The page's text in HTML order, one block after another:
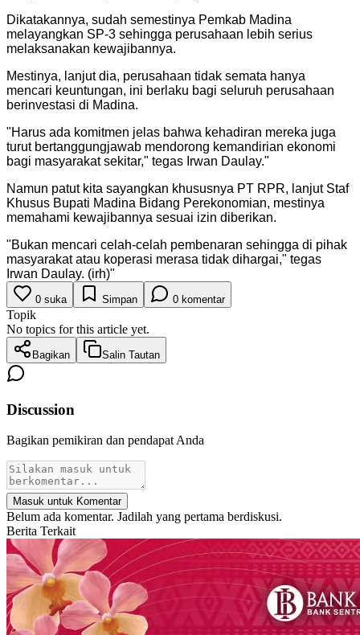
Dikatakannya, sudah semestinya Pemkab Madina
melayangkan SP-3 sehingga perusahaan lebih serius
melaksanakan kewajibannya.
Mestinya, lanjut dia, perusahaan tidak semata hanya
mencari keuntungan, ini berlaku bagi seluruh perusahaan
berinvestasi di Madina.
"Harus ada komitmen jelas bahwa kehadiran mereka juga
turut bertanggungjawab mendorong kemandirian ekonomi
bagi masyarakat sekitar," tegas Irwan Daulay."
Namun patut kita sayangkan khususnya PT RPR, lanjut Staf
Khusus Bupati Madina Bidang Perekonomian, mestinya
memahami kewajibannya sesuai izin diberikan.
"Bukan mencari celah-celah pembenaran sehingga di pihak
masyarakat atau koperasi merasa tidak dihargai," tegas
Irwan Daulay. (irh)"
0 suka Simpan 0 komentar
Topik
No topics for this article yet.
Bagikan Salin Tautan
Discussion
Bagikan pemikiran dan pendapat Anda
Masuk untuk Komentar
Belum ada komentar. Jadilah yang pertama berdiskusi.
Berita Terkait